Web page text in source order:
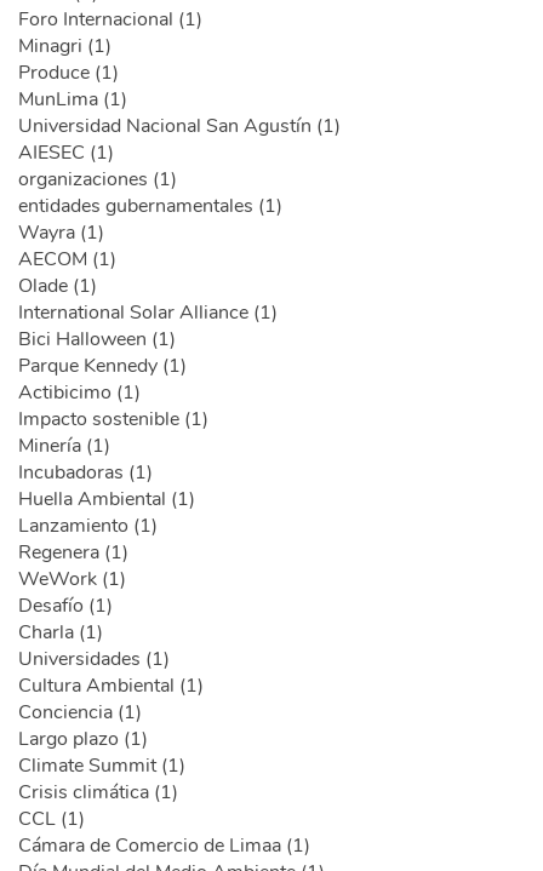
Foro Internacional (1)
Minagri (1)
Produce (1)
MunLima (1)
Universidad Nacional San Agustín (1)
AIESEC (1)
organizaciones (1)
entidades gubernamentales (1)
Wayra (1)
AECOM (1)
Olade (1)
International Solar Alliance (1)
Bici Halloween (1)
Parque Kennedy (1)
Actibicimo (1)
Impacto sostenible (1)
Minería (1)
Incubadoras (1)
Huella Ambiental (1)
Lanzamiento (1)
Regenera (1)
WeWork (1)
Desafío (1)
Charla (1)
Universidades (1)
Cultura Ambiental (1)
Conciencia (1)
Largo plazo (1)
Climate Summit (1)
Crisis climática (1)
CCL (1)
Cámara de Comercio de Limaa (1)